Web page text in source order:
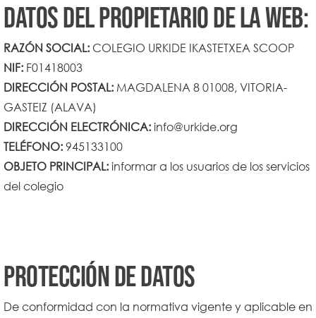
Datos del propietario de la web:
RAZÓN SOCIAL: COLEGIO URKIDE IKASTETXEA SCOOP
NIF: F01418003
DIRECCIÓN POSTAL: MAGDALENA 8 01008, VITORIA-
GASTEIZ (ALAVA)
DIRECCIÓN ELECTRÓNICA:info@urkide.org
TELÉFONO:945133100
OBJETO PRINCIPAL:informar a los usuarios de los servicios
del colegio
Protección de datos
De conformidad con la normativa vigente y aplicable en